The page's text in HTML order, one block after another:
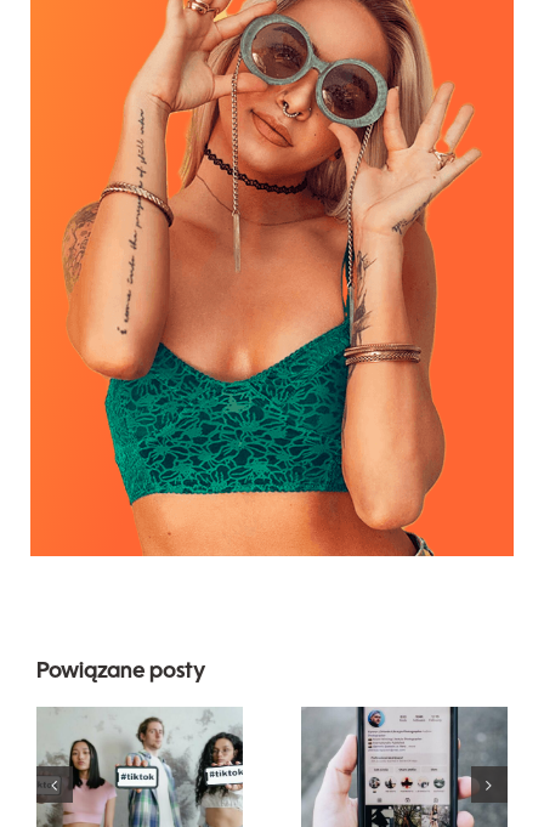
Powiązane posty
Najlepsze
generatory
czcionek na
najlepsze
platformy
do
planowania